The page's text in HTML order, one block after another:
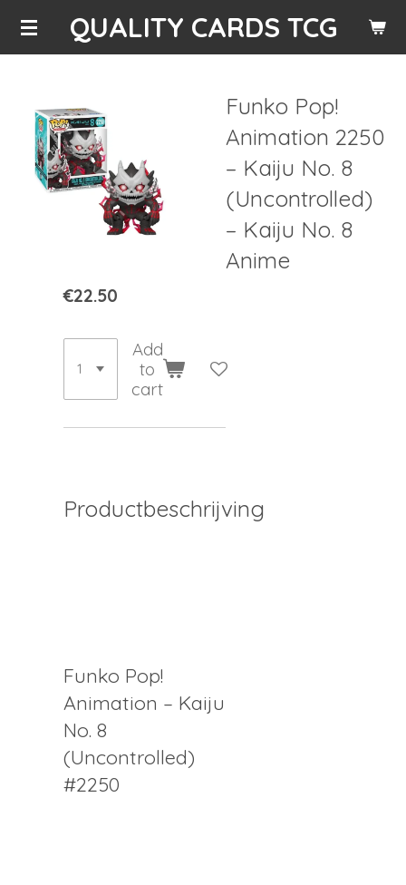
Skip
QUALITY CARDS TCG
Funko Pop!
Animation 2250
– Kaiju No. 8
(Uncontrolled)
– Kaiju No. 8
Anime
€22.50
Add
to
cart
Productbeschrijving
Funko Pop!
Animation – Kaiju
No. 8
(Uncontrolled)
#2250